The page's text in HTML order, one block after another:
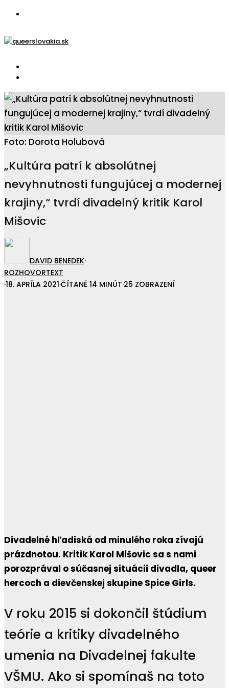
Foto: Dorota Holubová
„Kultúra patrí k absolútnej
nevyhnutnosti fungujúcej a modernej
krajiny,“ tvrdí divadelný kritik Karol
Mišovic
DAVID BENEDEK·
ROZHOVORTEXT
·18. APRÍLA 2021·ČÍTANÉ 14 MINÚT·25 ZOBRAZENÍ
Divadelné hľadiská od minulého roka zívajú
prázdnotou. Kritik Karol Mišovic sa s nami
porozprával o súčasnej situácii divadla, queer
hercoch a dievčenskej skupine Spice Girls.
V roku 2015 si dokončil štúdium
teórie a kritiky divadelného
umenia na Divadelnej fakulte
VŠMU. Ako si spomínaš na toto